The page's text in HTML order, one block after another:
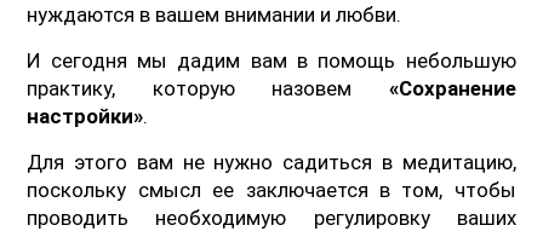
нуждаются в вашем внимании и любви.
И сегодня мы дадим вам в помощь небольшую
практику, которую назовем «Сохранение
настройки».
Для этого вам не нужно садиться в медитацию,
поскольку смысл ее заключается в том, чтобы
проводить необходимую регулировку ваших